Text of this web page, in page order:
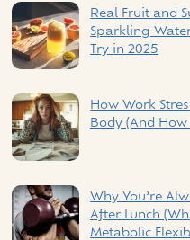
Real Fruit and
Sparkling
Try in 2025
How Work
Body (And How
Why You’re
After Lunch
Metabolic